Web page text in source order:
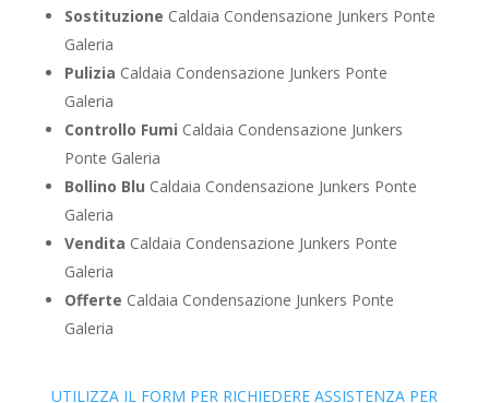
Sostituzione Caldaia Condensazione Junkers Ponte
Galeria
Pulizia Caldaia Condensazione Junkers Ponte
Galeria
Controllo Fumi Caldaia Condensazione Junkers
Ponte Galeria
Bollino Blu Caldaia Condensazione Junkers Ponte
Galeria
Vendita Caldaia Condensazione Junkers Ponte
Galeria
Offerte Caldaia Condensazione Junkers Ponte
Galeria
UTILIZZA IL FORM PER RICHIEDERE ASSISTENZA PER